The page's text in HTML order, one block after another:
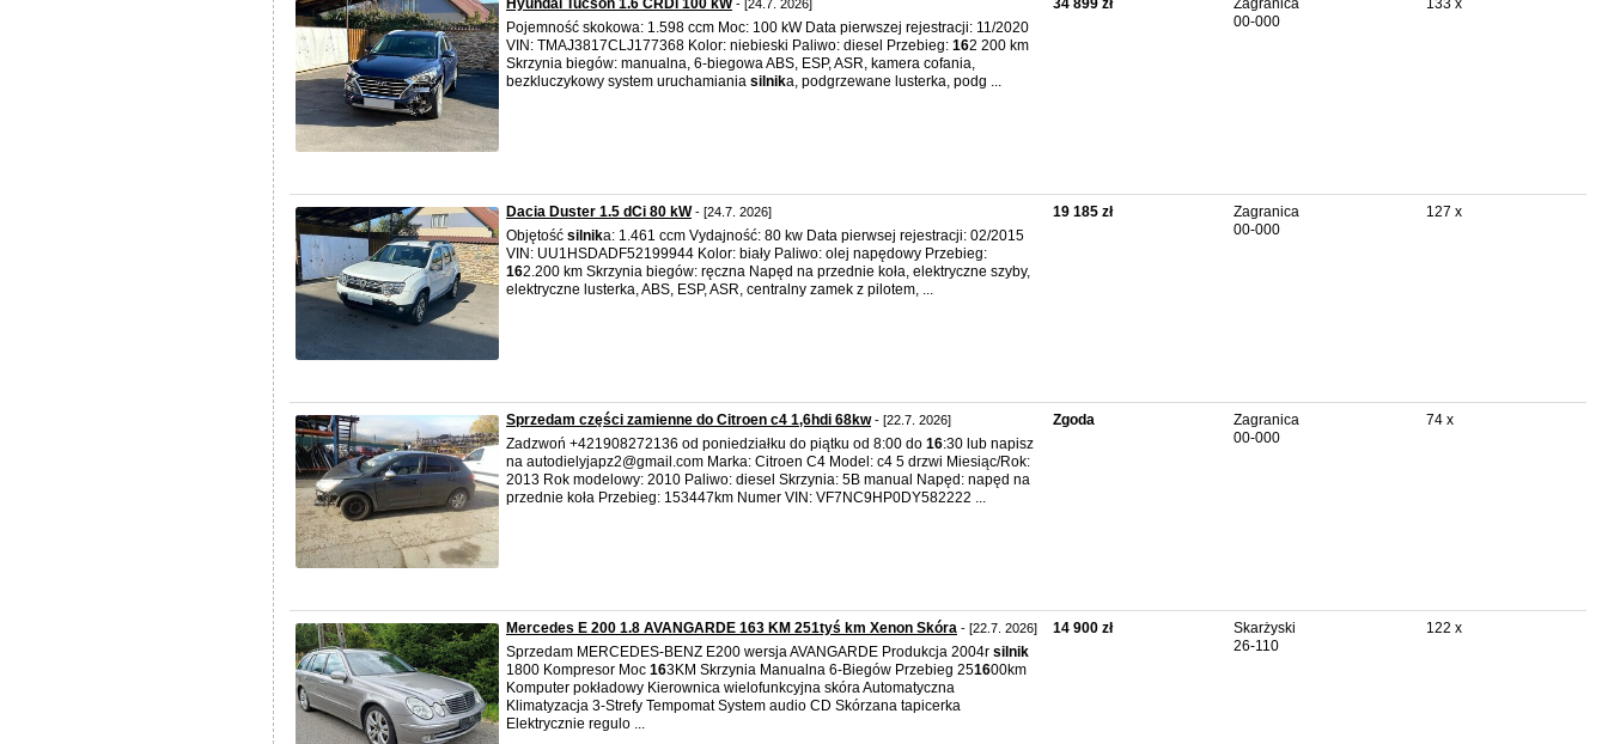
Hyundai Tucson 1.6 CRDi 100 kW- [24.7. 2026]
Pojemność skokowa: 1.598 ccm Moc: 100 kW Data pierwszej rejestracji: 11/2020
VIN: TMAJ3817CLJ177368 Kolor: niebieski Paliwo: diesel Przebieg: 162 200 km
Skrzynia biegów: manualna, 6-biegowa ABS, ESP, ASR, kamera cofania,
bezkluczykowy system uruchamiania silnika, podgrzewane lusterka, podg ...
34 899 zł
Zagranica
00-000
133 x
Dacia Duster 1.5 dCi 80 kW- [24.7. 2026]
Objętość silnika: 1.461 ccm Vydajność: 80 kw Data pierwsej rejestracji: 02/2015
VIN: UU1HSDADF52199944 Kolor: biały Paliwo: olej napędowy Przebieg:
162.200 km Skrzynia biegów: ręczna Napęd na przednie koła, elektryczne szyby,
elektryczne lusterka, ABS, ESP, ASR, centralny zamek z pilotem, ...
19 185 zł
Zagranica
00-000
127 x
Sprzedam części zamienne do Citroen c4 1,6hdi 68kw- [22.7. 2026]
Zadzwoń +421908272136 od poniedziałku do piątku od 8:00 do 16:30 lub napisz
na autodielyjapz2@gmail.com Marka: Citroen C4 Model: c4 5 drzwi Miesiąc/Rok:
2013 Rok modelowy: 2010 Paliwo: diesel Skrzynia: 5B manual Napęd: napęd na
przednie koła Przebieg: 153447km Numer VIN: VF7NC9HP0DY582222 ...
Zgoda
Zagranica
00-000
74 x
Mercedes E 200 1.8 AVANGARDE 163 KM 251tyś km Xenon Skóra - [22.7. 2026]
Sprzedam MERCEDES-BENZ E200 wersja AVANGARDE Produkcja 2004r silnik
1800 Kompresor Moc 163KM Skrzynia Manualna 6-Biegów Przebieg 251600km
Komputer pokładowy Kierownica wielofunkcyjna skóra Automatyczna
Klimatyzacja 3-Strefy Tempomat System audio CD Skórzana tapicerka
Elektrycznie regulo ...
14 900 zł
Skarżyski
26-110
122 x